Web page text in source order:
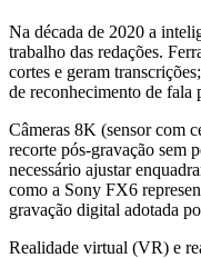
Na década de 2020 a
trabalho das redações.
cortes e geram
de reconhecimento de fala
Câmeras 8K (sensor com
recorte pós-gravação sem
necessário ajustar
como a Sony FX6
gravação digital adotada
Realidade virtual (VR) e